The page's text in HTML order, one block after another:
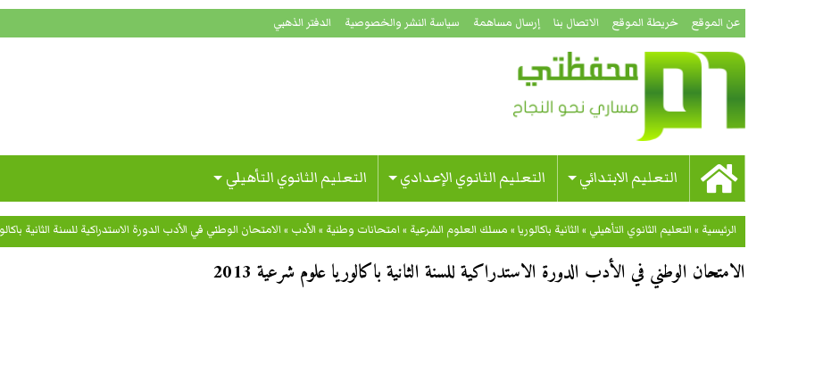
عن الموقع خريطة الموقع الاتصال بنا إرسال مساهمة سياسة النشر والخصوصية الدفتر الذهبي
التعليم الابتدائي التعليم الثانوي الإعدادي التعليم الثانوي التأهيلي
الرئيسية »التعليم الثانوي التأهيلي »الثانية باكالوريا» مسلك العلوم الشرعية »امتحانات وطنية »الأدب »الامتحان الوطني في الأدب الدورة الاستدراكية للسنة الثانية
الامتحان الوطني في الأدب الدورة الاستدراكية للسنة الثانية باكالوريا علوم شرعية 2013